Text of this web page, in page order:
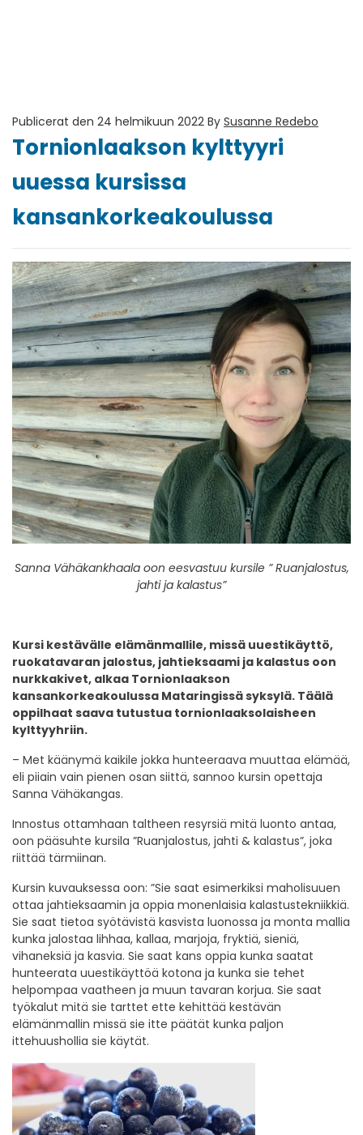
Publicerat den 24 helmikuun 2022 By Susanne Redebo
Tornionlaakson kylttyyri
uuessa kursissa
kansankorkeakoulussa
Sanna Vähäkankhaala oon eesvastuu kursile ” Ruanjalostus,
jahti ja kalastus”
Kursi kestävälle elämänmallile, missä uuestikäyttö,
ruokatavaran jalostus, jahtieksaami ja kalastus oon
nurkkakivet, alkaa Tornionlaakson
kansankorkeakoulussa Mataringissä syksylä. Täälä
oppilhaat saava tutustua tornionlaaksolaisheen
kylttyyhriin.
– Met käänymä kaikile jokka hunteeraava muuttaa elämää,
eli piiain vain pienen osan siittä, sannoo kursin opettaja
Sanna Vähäkangas.
Innostus ottamhaan taltheen resyrsiä mitä luonto antaa,
oon pääsuhte kursila ”Ruanjalostus, jahti & kalastus”, joka
riittää tärmiinan.
Kursin kuvauksessa oon: ”Sie saat esimerkiksi maholisuuen
ottaa jahtieksaamin ja oppia monenlaisia kalastustekniikkiä.
Sie saat tietoa syötävistä kasvista luonossa ja monta mallia
kunka jalostaa lihhaa, kallaa, marjoja, fryktiä, sieniä,
vihaneksiä ja kasvia. Sie saat kans oppia kunka saatat
hunteerata uuestikäyttöä kotona ja kunka sie tehet
helpompaa vaatheen ja muun tavaran korjua. Sie saat
työkalut mitä sie tarttet ette kehittää kestävän
elämänmallin missä sie itte päätät kunka paljon
ittehuushollia sie käytät.